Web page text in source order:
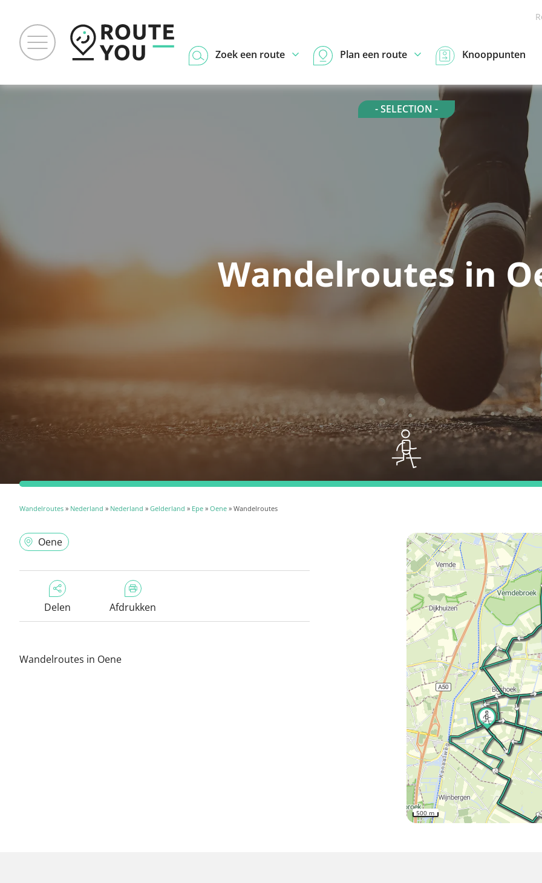
Zoek een route Plan een route Knooppunten
- SELECTION -
Wandelroutes in
Wandelroutes » Nederland » Nederland » Gelderland » Epe » Oene » Wandelroutes
Oene
Delen Afdrukken
Wandelroutes in Oene
500 m